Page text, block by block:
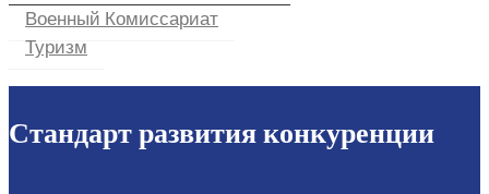
Военный Комиссариат
Туризм
Стандарт развития конкуренции